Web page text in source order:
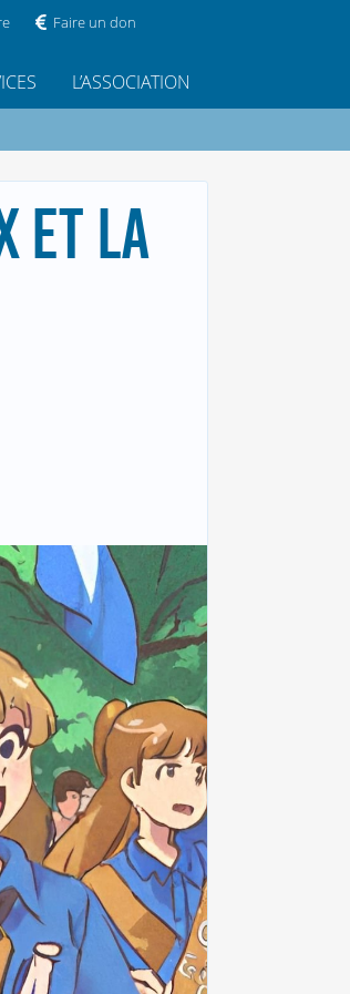
Faire un don
L’ASSOCIATION
ET LA